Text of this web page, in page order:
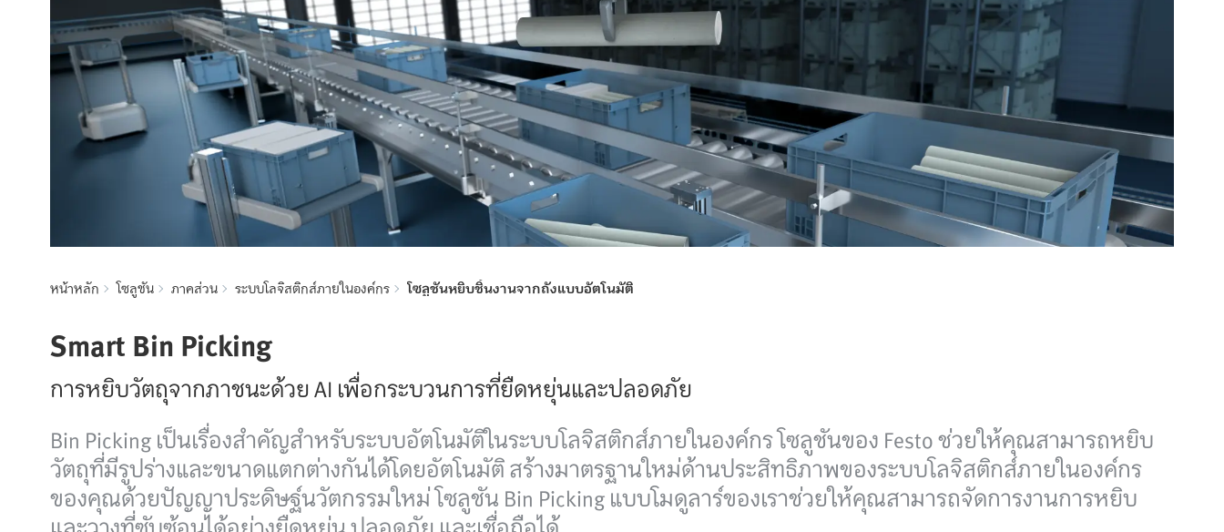
หน้าหลัก โซลูชัน ภาคส่วน ระบบโลจิสติกส์ภายในองค์กร โซลูชันหยิบชิ้นงานจากถังแบบอัตโนมัติ
Smart Bin Picking
การหยิบวัตถุจากภาชนะด้วย AI เพื่อกระบวนการที่ยืดหยุ่นและปลอดภัย
Bin Picking เป็นเรื่องสำคัญสำหรับระบบอัตโนมัติในระบบโลจิสติกส์ภายในองค์กร โซลูชันของ Festo ช่วยให้คุณสามารถหยิบ
วัตถุที่มีรูปร่างและขนาดแตกต่างกันได้โดยอัตโนมัติ สร้างมาตรฐานใหม่ด้านประสิทธิภาพของระบบโลจิสติกส์ภายในองค์กร
ของคุณด้วยปัญญาประดิษฐ์นวัตกรรมใหม่ โซลูชัน Bin Picking แบบโมดูลาร์ของเราช่วยให้คุณสามารถจัดการงานการหยิบ